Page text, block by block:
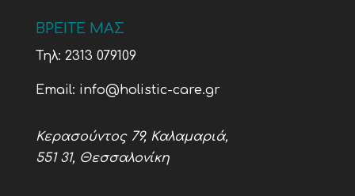
ΒΡΕΙΤΕ ΜΑΣ
Τηλ: 2313 079109
Email: info@holistic-care.gr
Κερασούντος 79, Καλαμαριά,
551 31, Θεσσαλονίκη